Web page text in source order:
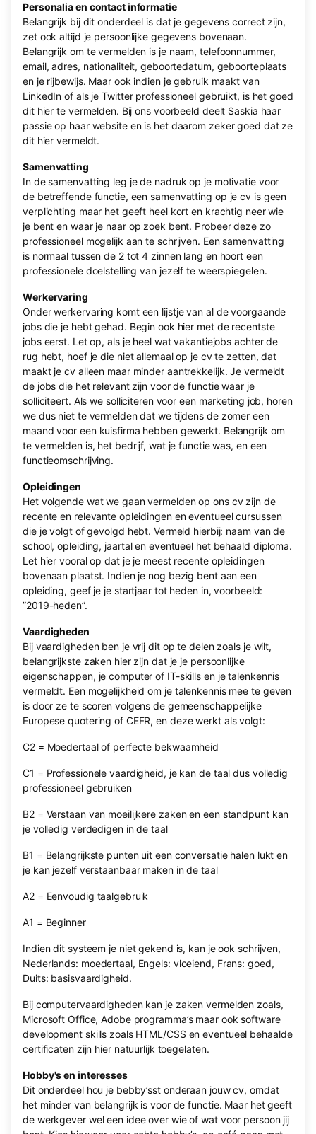
Personalia en contact informatie
Belangrijk bij dit onderdeel is dat je gegevens correct zijn,
zet ook altijd je persoonlijke gegevens bovenaan.
Belangrijk om te vermelden is je naam, telefoonnummer,
email, adres, nationaliteit, geboortedatum, geboorteplaats
en je rijbewijs. Maar ook indien je gebruik maakt van
LinkedIn of als je Twitter professioneel gebruikt, is het goed
dit hier te vermelden. Bij ons voorbeeld deelt Saskia haar
passie op haar website en is het daarom zeker goed dat ze
dit hier vermeldt.
Samenvatting
In de samenvatting leg je de nadruk op je motivatie voor
de betreffende functie, een samenvatting op je cv is geen
verplichting maar het geeft heel kort en krachtig neer wie
je bent en waar je naar op zoek bent. Probeer deze zo
professioneel mogelijk aan te schrijven. Een samenvatting
is normaal tussen de 2 tot 4 zinnen lang en hoort een
professionele doelstelling van jezelf te weerspiegelen.
Werkervaring
Onder werkervaring komt een lijstje van al de voorgaande
jobs die je hebt gehad. Begin ook hier met de recentste
jobs eerst. Let op, als je heel wat vakantiejobs achter de
rug hebt, hoef je die niet allemaal op je cv te zetten, dat
maakt je cv alleen maar minder aantrekkelijk. Je vermeldt
de jobs die het relevant zijn voor de functie waar je
solliciteert. Als we solliciteren voor een marketing job, horen
we dus niet te vermelden dat we tijdens de zomer een
maand voor een kuisfirma hebben gewerkt. Belangrijk om
te vermelden is, het bedrijf, wat je functie was, en een
functieomschrijving.
Opleidingen
Het volgende wat we gaan vermelden op ons cv zijn de
recente en relevante opleidingen en eventueel cursussen
die je volgt of gevolgd hebt. Vermeld hierbij: naam van de
school, opleiding, jaartal en eventueel het behaald diploma.
Let hier vooral op dat je je meest recente opleidingen
bovenaan plaatst. Indien je nog bezig bent aan een
opleiding, geef je je startjaar tot heden in, voorbeeld:
”2019-heden”.
Vaardigheden
Bij vaardigheden ben je vrij dit op te delen zoals je wilt,
belangrijkste zaken hier zijn dat je je persoonlijke
eigenschappen, je computer of IT-skills en je talenkennis
vermeldt. Een mogelijkheid om je talenkennis mee te geven
is door ze te scoren volgens de gemeenschappelijke
Europese quotering of CEFR, en deze werkt als volgt:
C2 = Moedertaal of perfecte bekwaamheid
C1 = Professionele vaardigheid, je kan de taal dus volledig
professioneel gebruiken
B2 = Verstaan van moeilijkere zaken en een standpunt kan
je volledig verdedigen in de taal
B1 = Belangrijkste punten uit een conversatie halen lukt en
je kan jezelf verstaanbaar maken in de taal
A2 = Eenvoudig taalgebruik
A1 = Beginner
Indien dit systeem je niet gekend is, kan je ook schrijven,
Nederlands: moedertaal, Engels: vloeiend, Frans: goed,
Duits: basisvaardigheid.
Bij computervaardigheden kan je zaken vermelden zoals,
Microsoft Office, Adobe programma’s maar ook software
development skills zoals HTML/CSS en eventueel behaalde
certificaten zijn hier natuurlijk toegelaten.
Hobby's en interesses
Dit onderdeel hou je bebby’sst onderaan jouw cv, omdat
het minder van belangrijk is voor de functie. Maar het geeft
de werkgever wel een idee over wie of wat voor persoon jij